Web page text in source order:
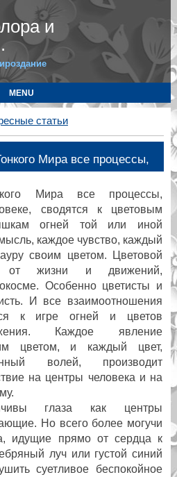
и
MENU
статьи
Мира все процессы,
Мира все процессы,
сводятся к цветовым
огней той или иной
каждое чувство, каждый
своим цветом. Цветовой
от жизни и движений,
Особенно цветисты и
И все взаимоотношения
к игре огней и цветов
Каждое явление
цветом, и каждый цвет,
волей, производит
на центры человека и на
глаза как центры
Но всего более могучи
идущие прямо от сердца к
луч или густой синий
суетливое беспокойное